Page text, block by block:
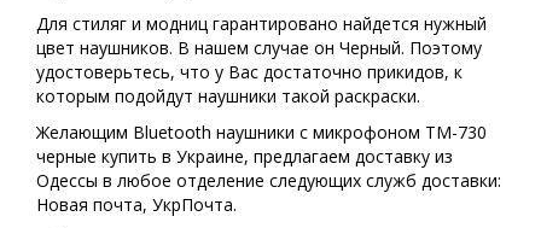
Для стиляг и модниц гарантировано найдется нужный
цвет наушников. В нашем случае он Черный. Поэтому
удостоверьтесь, что у Вас достаточно прикидов, к
которым подойдут наушники такой раскраски.
Желающим Bluetooth наушники с микрофоном TM-730
черные купить в Украине, предлагаем доставку из
Одессы в любое отделение следующих служб доставки:
Новая почта, УкрПочта.